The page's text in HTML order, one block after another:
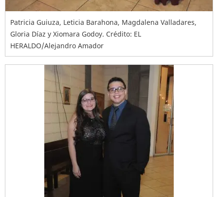
Patricia Guiuza, Leticia Barahona, Magdalena Valladares,
Gloria Díaz y Xiomara Godoy. Crédito: EL
HERALDO/Alejandro Amador